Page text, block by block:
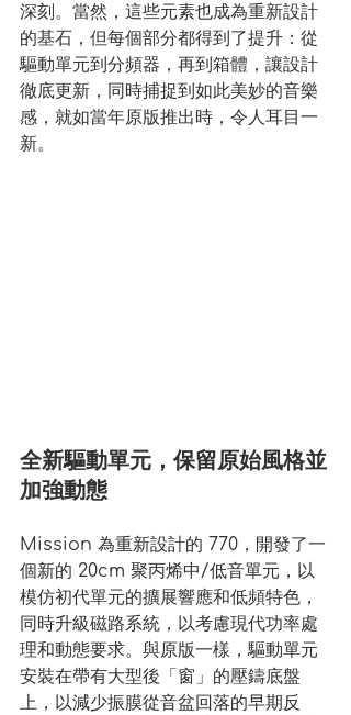
深刻。當然，這些元素也成為重新設計
的基石，但每個部分都得到了提升：從
驅動單元到分頻器，再到箱體，讓設計
徹底更新，同時捕捉到如此美妙的音樂
感，就如當年原版推出時，令人耳目一
新。
全新驅動單元，保留原始風格並
加強動態
Mission 為重新設計的 770，開發了一
個新的 20cm 聚丙烯中/低音單元，以
模仿初代單元的擴展響應和低頻特色，
同時升級磁路系統，以考慮現代功率處
理和動態要求。與原版一樣，驅動單元
安裝在帶有大型後「窗」的壓鑄底盤
上，以減少振膜從音盆回落的早期反